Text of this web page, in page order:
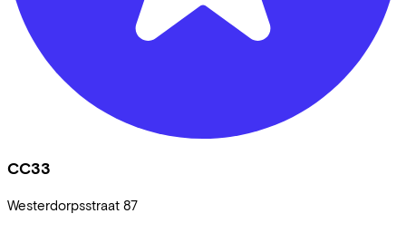
CC33
Westerdorpsstraat 87